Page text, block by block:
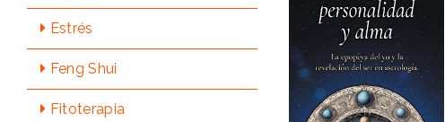
Estrés
Feng Shui
Fitoterapia